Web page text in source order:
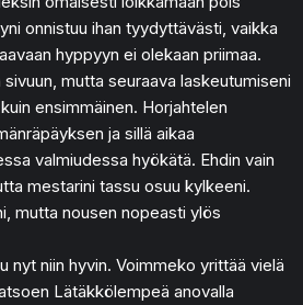
onnistuu ihan tyydyttävästi, vaikka
hyppyyn ei olekaan priimaa.
mutta seuraava laskeutumiseni
ensimmäinen. Horjahtelen
ja sillä aikaa
valmiudessa hyökätä. Ehdin vain
mestarini tassu osuu kylkeeni.
mutta nousen nopeasti ylös
nyt niin hyvin. Voimmeko yrittää vielä
Lätäkkölempeä anovalla